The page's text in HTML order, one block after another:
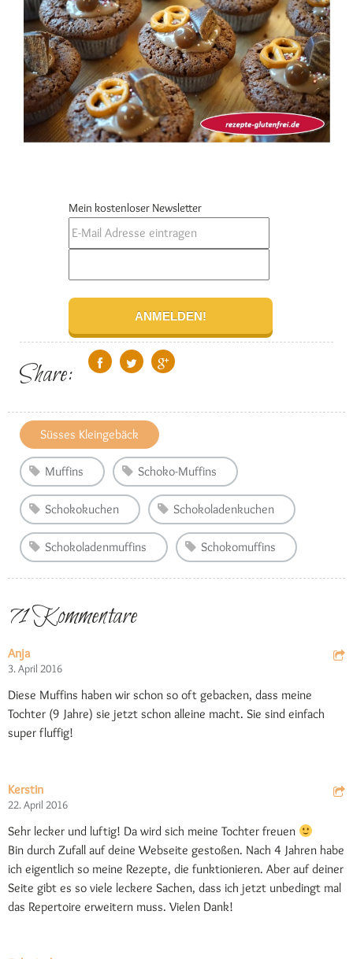
Mein kostenloser Newsletter
Share:
Süsses Kleingebäck
Muffins Schoko-Muffins
Schokokuchen Schokoladenkuchen
Schokoladenmuffins Schokomuffins
71 Kommentare
Anja
3. April 2016
Diese Muffins haben wir schon so oft gebacken, dass meine
Tochter (9 Jahre) sie jetzt schon alleine macht. Sie sind einfach
super fluffig!
Kerstin
22. April 2016
Sehr lecker und luftig! Da wird sich meine Tochter freuen
Bin durch Zufall auf deine Webseite gestoßen. Nach 4 Jahren habe
ich eigentlich so meine Rezepte, die funktionieren. Aber auf deiner
Seite gibt es so viele leckere Sachen, dass ich jetzt unbedingt mal
das Repertoire erweitern muss. Vielen Dank!